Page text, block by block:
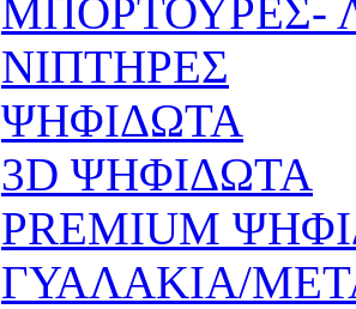
ΜΠΟΡΤΟΥΡΕΣ-
ΝΙΠΤΗΡΕΣ
ΨΗΦΙΔΩΤΑ
3D ΨΗΦΙΔΩΤΑ
PREMIUM
ΓΥΑΛΑΚΙΑ/